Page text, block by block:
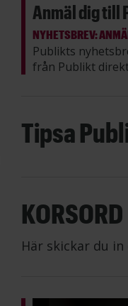
Anmäl dig till
NYHETSBREV:
Publikts
från Publikt
Tipsa
KORSORD
Här skickar du